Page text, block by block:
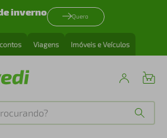
inverno Quero
Viagens Imóveis e Veículos